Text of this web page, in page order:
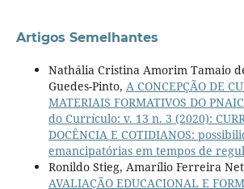
Artigos Semelhantes
Nathália Cristina Amorim Tamaio
Guedes-Pinto, A CONCEPÇÃO DE
MATERIAIS FORMATIVOS DO PNAIC
do Currículo: v. 13 n. 3 (2020):
DOCÊNCIA E COTIDIANOS:
emancipatórias em tempos de
Ronildo Stieg, Amarílio Ferreira
AVALIAÇÃO EDUCACIONAL E